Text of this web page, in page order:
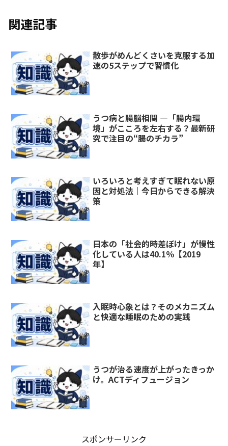
関連記事
散歩がめんどくさいを克服する加
速の5ステップで習慣化
うつ病と腸脳相関 ―「腸内環
境」がこころを左右する？最新研
究で注目の“腸のチカラ”
いろいろと考えすぎて眠れない原
因と対処法｜今日からできる解決
策
日本の「社会的時差ぼけ」が慢性
化している人は40.1％【2019
年】
入眠時心象とは？そのメカニズム
と快適な睡眠のための実践
うつが治る速度が上がったきっか
け。ACTディフュージョン
スポンサーリンク